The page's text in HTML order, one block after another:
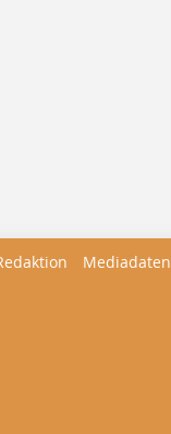
Mediadaten